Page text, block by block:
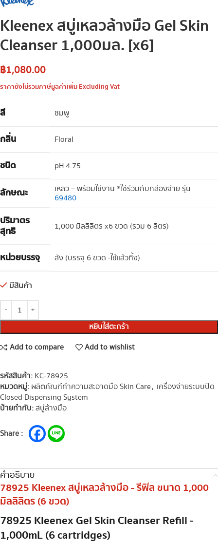
Kleenex สบู่เหลวล้างมือ Gel Skin
Cleanser 1,000มล. [x6]
฿1,080.00
ราคายังไม่รวมภาษีมูลค่าเพิ่ม Excluding Vat
สี ชมพู
กลิ่น Floral
ชนิด pH 4.75
ลักษณะ
เหลว – พร้อมใช้งาน *ใช้ร่วมกับกล่องจ่าย รุ่น
69480
ปริมาตร
สุทธิ 1,000 มิลลิลิตร x6 ขวด (รวม 6 ลิตร)
หน่วยบรรจุ ลัง (บรรจุ 6 ขวด -ใช้แล้วทิ้ง)
มีสินค้า
หยิบใส่ตะกร้า
Add to compare
Add to wishlist
รหัสสินค้า: KC-78925
หมวดหมู่: ผลิตภัณฑ์ทำความสะอาดมือ Skin Care, เครื่องจ่ายระบบปิด
Closed Dispensing System
ป้ายกำกับ:สบู่ล้างมือ
Share :
คำอธิบาย
78925 Kleenex สบู่เหลวล้างมือ - รีฟิล ขนาด 1,000
มิลลิลิตร (6 ขวด)
78925 Kleenex Gel Skin Cleanser Refill -
1,000mL (6 cartridges)